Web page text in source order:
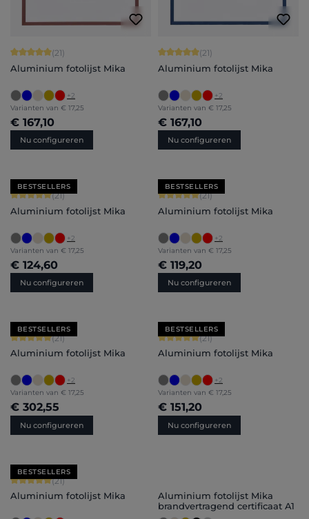
Gemiddelde waardering van 5 van 5 sterren
(21)
Aluminium fotolijst Mika
+2
Varianten van € 17,25
€ 167,10
Nu configureren
Gemiddelde waardering van 5 van 5
(21)
Aluminium fotolijst Mika
+2
Varianten van € 17,25
€ 167,10
Nu configureren
BESTSELLERS
Gemiddelde waardering van 5 van 5 sterren
(21)
Aluminium fotolijst Mika
+2
Varianten van € 17,25
€ 124,60
Nu configureren
BESTSELLERS
Gemiddelde waardering van 5 van 5
(21)
Aluminium fotolijst Mika
+2
Varianten van € 17,25
€ 119,20
Nu configureren
BESTSELLERS
Gemiddelde waardering van 5 van 5 sterren
(21)
Aluminium fotolijst Mika
+2
Varianten van € 17,25
€ 302,55
Nu configureren
BESTSELLERS
Gemiddelde waardering van 5 van 5
(21)
Aluminium fotolijst Mika
+2
Varianten van € 17,25
€ 151,20
Nu configureren
BESTSELLERS
Gemiddelde waardering van 5 van 5 sterren
(21)
Aluminium fotolijst Mika
Aluminium fotolijst Mika
brandvertragend certificaat A1